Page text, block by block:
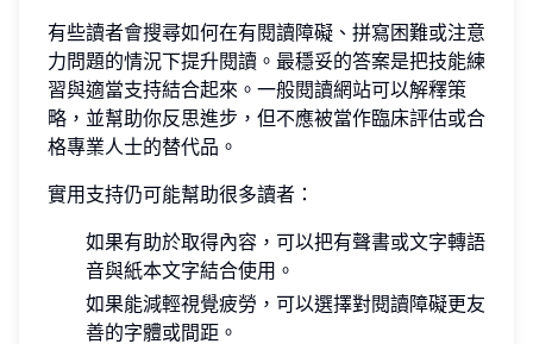
有些讀者會搜尋如何在有閱讀障礙、拼寫困難或注意
力問題的情況下提升閱讀。最穩妥的答案是把技能練
習與適當支持結合起來。一般閱讀網站可以解釋策
略，並幫助你反思進步，但不應被當作臨床評估或合
格專業人士的替代品。
實用支持仍可能幫助很多讀者：
如果有助於取得內容，可以把有聲書或文字轉語
音與紙本文字結合使用。
如果能減輕視覺疲勞，可以選擇對閱讀障礙更友
善的字體或間距。